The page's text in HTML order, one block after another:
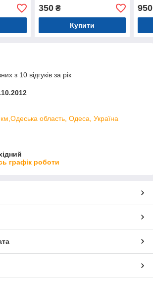
350₴
Купити
950
з 10 відгуків за рік
область, Одеса, Україна
графік роботи